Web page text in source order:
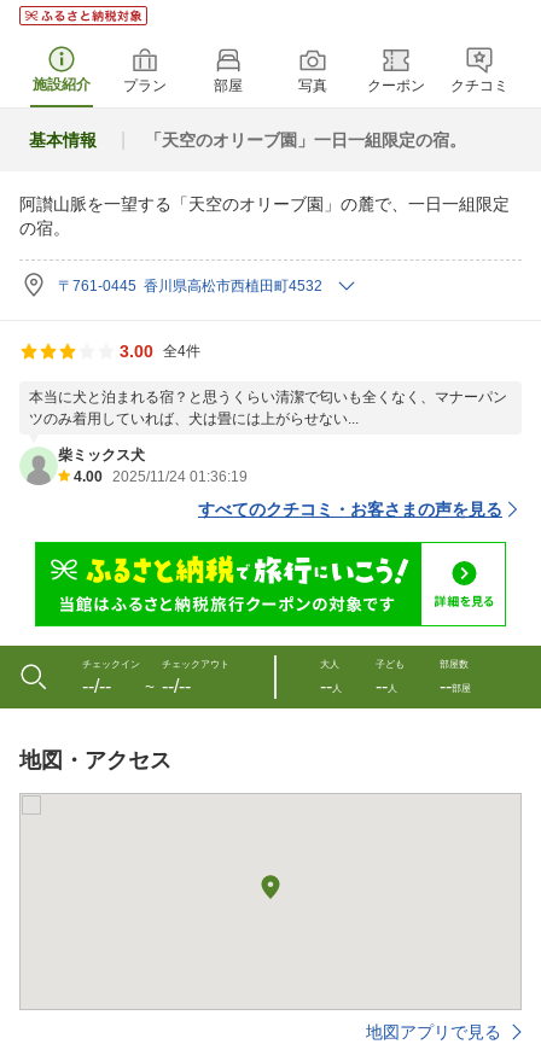
施設紹介 プラン 部屋 写真 クーポン クチコミ
基本情報 「天空のオリーブ園」一日一組限定の宿。
阿讃山脈を一望する「天空のオリーブ園」の麓で、一日一組限定
の宿。
〒761-0445 香川県高松市西植田町4532
3.00 全4件
本当に犬と泊まれる宿？と思うくらい清潔で匂いも全くなく、マナーパン
ツのみ着用していれば、犬は畳には上がらせない...
柴ミックス犬
4.00 2025/11/24 01:36:19
すべてのクチコミ・お客さまの声を見る
チェックイン
--/-- 〜
チェックアウト
--/--
大人
--人
子ども
--人
部屋数
--部屋
地図・アクセス
地図アプリで見る